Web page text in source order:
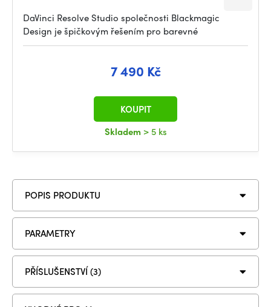
DaVinci Resolve Studio společnosti Blackmagic
Design je špičkovým řešením pro barevné
7 490 Kč
Skladem > 5 ks
KOUPIT
POPIS PRODUKTU
PARAMETRY
PŘÍSLUŠENSTVÍ (3)